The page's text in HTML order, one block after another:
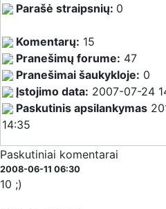
Parašė straipsnių: 0
Komentarų: 15
Pranešimų forume: 47
Pranešimai šaukykloje: 0
Įstojimo data: 2007-07-24
Paskutinis apsilankymas
14:35
Paskutiniai komentarai
2008-06-11 06:30
10 ;)